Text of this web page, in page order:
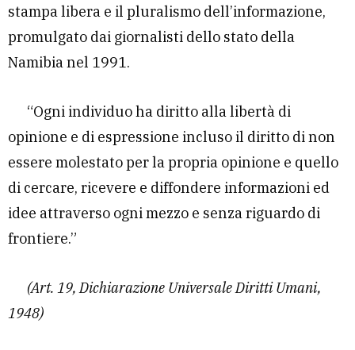
stampa libera e il pluralismo dell’informazione,
promulgato dai giornalisti dello stato della
Namibia nel 1991.
“Ogni individuo ha diritto alla libertà di
opinione e di espressione incluso il diritto di non
essere molestato per la propria opinione e quello
di cercare, ricevere e diffondere informazioni ed
idee attraverso ogni mezzo e senza riguardo di
frontiere.”
(Art. 19, Dichiarazione Universale Diritti Umani,
1948)